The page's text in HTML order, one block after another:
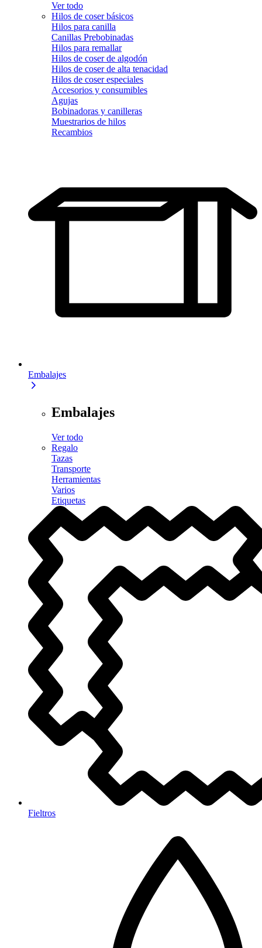
Ver todo
Hilos de coser básicos
Hilos para canilla
Canillas Prebobinadas
Hilos para remallar
Hilos de coser de algodón
Hilos de coser de alta tenacidad
Hilos de coser especiales
Accesorios y consumibles
Agujas
Bobinadoras y canilleras
Muestrarios de hilos
Recambios
Embalajes
Embalajes
Ver todo
Regalo
Tazas
Transporte
Herramientas
Varios
Etiquetas
Fieltros